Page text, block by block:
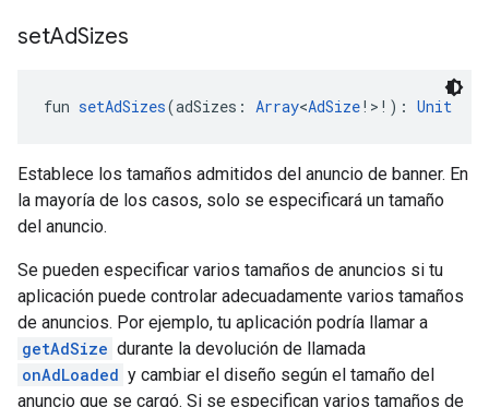
setAdSizes
fun setAdSizes(adSizes: Array<AdSize!>!): Unit
Establece los tamaños admitidos del anuncio de banner. En
la mayoría de los casos, solo se especificará un tamaño
del anuncio.
Se pueden especificar varios tamaños de anuncios si tu
aplicación puede controlar adecuadamente varios tamaños
de anuncios. Por ejemplo, tu aplicación podría llamar a
getAdSize durante la devolución de llamada
onAdLoaded y cambiar el diseño según el tamaño del
anuncio que se cargó. Si se especifican varios tamaños de